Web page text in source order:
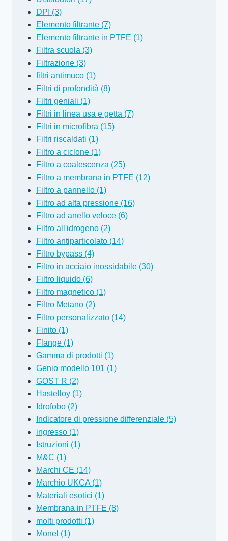
DPI (3)
Elemento filtrante (7)
Elemento filtrante in PTFE (1)
Filtra scuola (3)
Filtrazione (3)
filtri antimuco (1)
Filtri di profondità (8)
Filtri geniali (1)
Filtri in linea usa e getta (7)
Filtri in microfibra (15)
Filtri riscaldati (1)
Filtro a ciclone (1)
Filtro a coalescenza (25)
Filtro a membrana in PTFE (12)
Filtro a pannello (1)
Filtro ad alta pressione (16)
Filtro ad anello veloce (6)
Filtro all'idrogeno (2)
Filtro antiparticolato (14)
Filtro bypass (4)
Filtro in acciaio inossidabile (30)
Filtro liquido (6)
Filtro magnetico (1)
Filtro Metano (2)
Filtro personalizzato (14)
Finito (1)
Flange (1)
Gamma di prodotti (1)
Genio modello 101 (1)
GOST R (2)
Hastelloy (1)
Idrofobo (2)
Indicatore di pressione differenziale (5)
ingresso (1)
Istruzioni (1)
M&C (1)
Marchi CE (14)
Marchio UKCA (1)
Materiali esotici (1)
Membrana in PTFE (8)
molti prodotti (1)
Monel (1)